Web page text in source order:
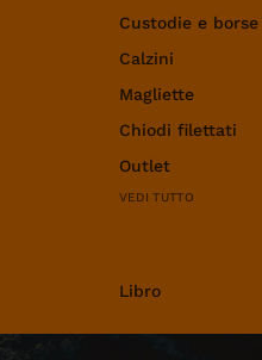
Custodie e
Calzini
Magliette
Chiodi filettati
Outlet
VEDI TUTTO
Libro